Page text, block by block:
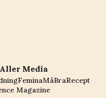
Media
FeminaMåBraRecept
Magazine